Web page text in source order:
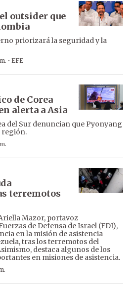
outsider que
priorizará la seguridad y la
· EFE
de Corea
alerta a Asia
del Sur denuncian que Pyonyang
región.
terremotos
Mazor, portavoz
de Defensa de Israel (FDI),
en la misión de asistencia
tras los terremotos del
destaca algunos de los
en misiones de asistencia.